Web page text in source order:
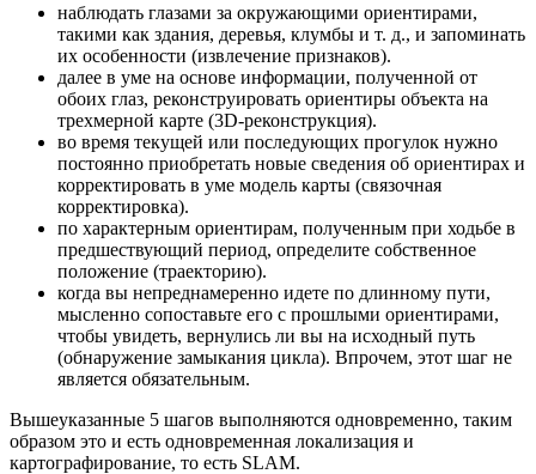
наблюдать глазами за окружающими ориентирами,
такими как здания, деревья, клумбы и т. д., и запоминать
их особенности (извлечение признаков).
далее в уме на основе информации, полученной от
обоих глаз, реконструировать ориентиры объекта на
трехмерной карте (3D-реконструкция).
во время текущей или последующих прогулок нужно
постоянно приобретать новые сведения об ориентирах и
корректировать в уме модель карты (связочная
корректировка).
по характерным ориентирам, полученным при ходьбе в
предшествующий период, определите собственное
положение (траекторию).
когда вы непреднамеренно идете по длинному пути,
мысленно сопоставьте его с прошлыми ориентирами,
чтобы увидеть, вернулись ли вы на исходный путь
(обнаружение замыкания цикла). Впрочем, этот шаг не
является обязательным.
Вышеуказанные 5 шагов выполняются одновременно, таким
образом это и есть одновременная локализация и
картографирование, то есть SLAM.